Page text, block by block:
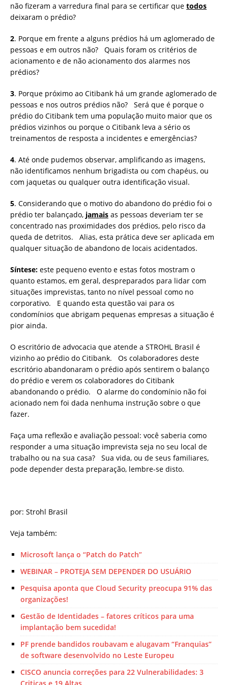
não fizeram a varredura final para se certificar que todos
deixaram o prédio?
2. Porque em frente a alguns prédios há um aglomerado de
pessoas e em outros não? Quais foram os critérios de
acionamento e de não acionamento dos alarmes nos
prédios?
3. Porque próximo ao Citibank há um grande aglomerado de
pessoas e nos outros prédios não? Será que é porque o
prédio do Citibank tem uma população muito maior que os
prédios vizinhos ou porque o Citibank leva a sério os
treinamentos de resposta a incidentes e emergências?
4. Até onde pudemos observar, amplificando as imagens,
não identificamos nenhum brigadista ou com chapéus, ou
com jaquetas ou qualquer outra identificação visual.
5. Considerando que o motivo do abandono do prédio foi o
prédio ter balançado, jamais as pessoas deveriam ter se
concentrado nas proximidades dos prédios, pelo risco da
queda de detritos. Alias, esta prática deve ser aplicada em
qualquer situação de abandono de locais acidentados.
Síntese: este pequeno evento e estas fotos mostram o
quanto estamos, em geral, despreparados para lidar com
situações imprevistas, tanto no nível pessoal como no
corporativo. E quando esta questão vai para os
condomínios que abrigam pequenas empresas a situação é
pior ainda.
O escritório de advocacia que atende a STROHL Brasil é
vizinho ao prédio do Citibank. Os colaboradores deste
escritório abandonaram o prédio após sentirem o balanço
do prédio e verem os colaboradores do Citibank
abandonando o prédio. O alarme do condomínio não foi
acionado nem foi dada nenhuma instrução sobre o que
fazer.
Faça uma reflexão e avaliação pessoal: você saberia como
responder a uma situação imprevista seja no seu local de
trabalho ou na sua casa? Sua vida, ou de seus familiares,
pode depender desta preparação, lembre-se disto.
por: Strohl Brasil
Veja também:
Microsoft lança o “Patch do Patch”
WEBINAR – PROTEJA SEM DEPENDER DO USUÁRIO
Pesquisa aponta que Cloud Security preocupa 91% das
organizações!
Gestão de Identidades – fatores críticos para uma
implantação bem sucedida!
PF prende bandidos roubavam e alugavam “Franquias”
de software desenvolvido no Leste Europeu
CISCO anuncia correções para 22 Vulnerabilidades: 3